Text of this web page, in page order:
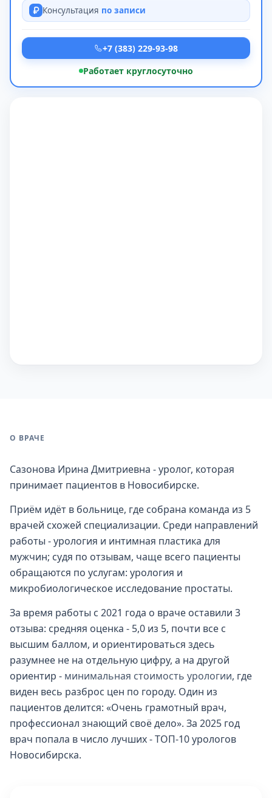
Консультация по записи
+7 (383) 229-93-98
Работает круглосуточно
О ВРАЧЕ
Сазонова Ирина Дмитриевна - уролог, которая
принимает пациентов в Новосибирске.
Приём идёт в больнице, где собрана команда из 5
врачей схожей специализации. Среди направлений
работы - урология и интимная пластика для
мужчин; судя по отзывам, чаще всего пациенты
обращаются по услугам: урология и
микробиологическое исследование простаты.
За время работы с 2021 года о враче оставили 3
отзыва: средняя оценка - 5,0 из 5, почти все с
высшим баллом, и ориентироваться здесь
разумнее не на отдельную цифру, а на другой
ориентир - минимальная стоимость урологии, где
виден весь разброс цен по городу. Один из
пациентов делится: «Очень грамотный врач,
профессионал знающий своё дело». За 2025 год
врач попала в число лучших - ТОП-10 урологов
Новосибирска.